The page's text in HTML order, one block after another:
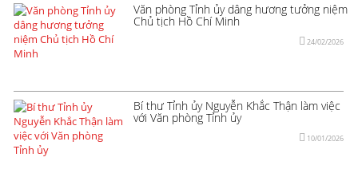
Văn phòng Tỉnh ủy dâng hương tưởng niệm
Chủ tịch Hồ Chí Minh
24/02/2026
Bí thư Tỉnh ủy Nguyễn Khắc Thận làm việc
với Văn phòng Tỉnh ủy
10/01/2026